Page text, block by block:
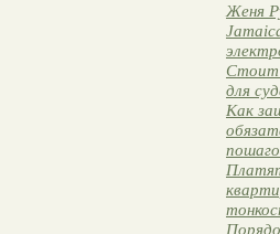
Женя
Стоит
для
Как